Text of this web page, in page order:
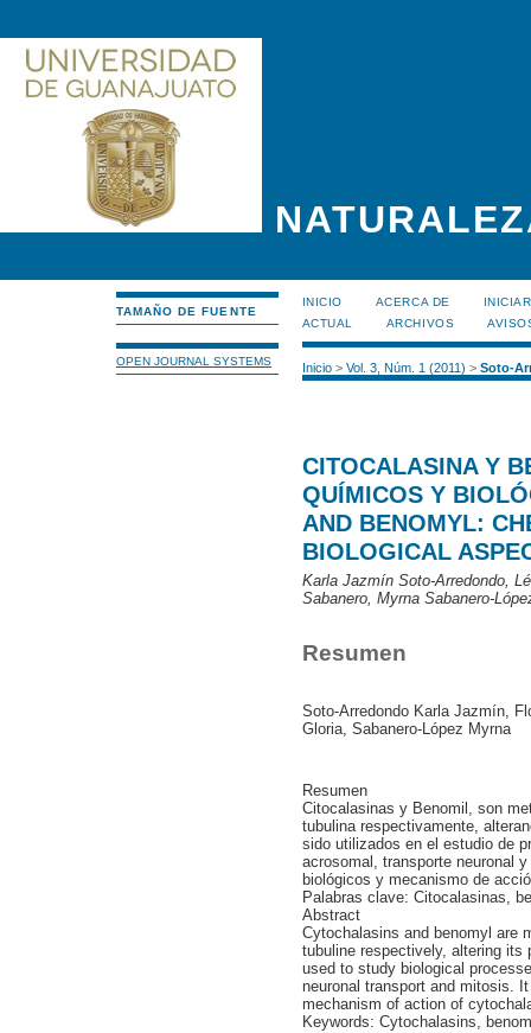
TAMAÑO DE FUENTE
OPEN JOURNAL SYSTEMS
INICIO ACERCA DE
ACTUAL
ARCHIVOS
Inicio> Vol. 3, Núm. 1 (2011) > Soto-
CITOCALASINA Y
QUÍMICOS Y
AND BENOMYL:
BIOLOGICAL
Karla Jazmín Soto-Arredondo,
Sabanero, Myrna Sabanero-
Resumen
Soto-Arredondo Karla Jazmín,
Gloria, Sabanero-López Myrna
Resumen
Citocalasinas y Benomil, son
tubulina respectivamente,
sido utilizados en el estudio de
acrosomal, transporte neuronal
biológicos y mecanismo de
Palabras clave: Citocalasinas,
Abstract
Cytochalasins and benomyl are
tubuline respectively, altering its
used to study biological
neuronal transport and mitosis.
mechanism of action of
Keywords: Cytochalasins,